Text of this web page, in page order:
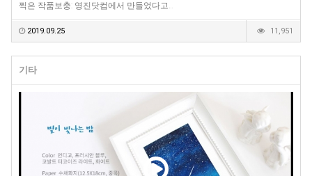
찍은 작품보충: 영진닷컴에서 만들었다고…
2019.09.25 11,951
기타